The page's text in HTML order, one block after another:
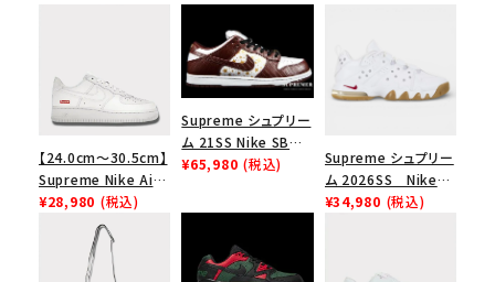
【24.0cm～30.5cm】
Supreme Nike Air
Force 1 Low シュプ
リーム ナイキエアフォ
ース１スニーカー シ
ューズ ホワイト
¥28,980 (税込)
Supreme シュプリー
ム 21SS Nike SB
Dunk Low ナイキSB
¥65,980 (税込)
Supreme シュプリー
ム 2026SS Nike
SB Air Max 2 CB 94
¥34,980 (税込)